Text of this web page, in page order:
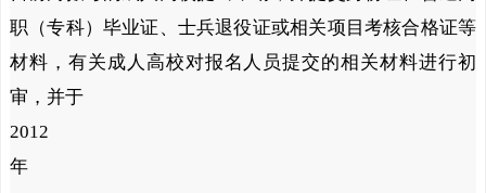
职（专科）毕业证、士兵退役证或相关项目考核合格证等
材料，有关成人高校对报名人员提交的相关材料进行初
审，并于
2012
年